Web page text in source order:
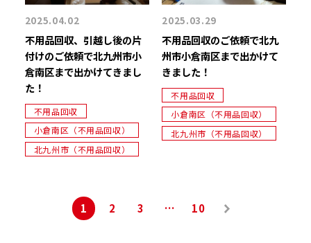
2025.04.02
不用品回収、引越し後の片
付けのご依頼で北九州市小
倉南区まで出かけてきまし
た！
不用品回収
小倉南区（不用品回収）
北九州市（不用品回収）
2025.03.29
不用品回収のご依頼で北九
州市小倉南区まで出かけて
きました！
不用品回収
小倉南区（不用品回収）
北九州市（不用品回収）
1 2 3 …
10